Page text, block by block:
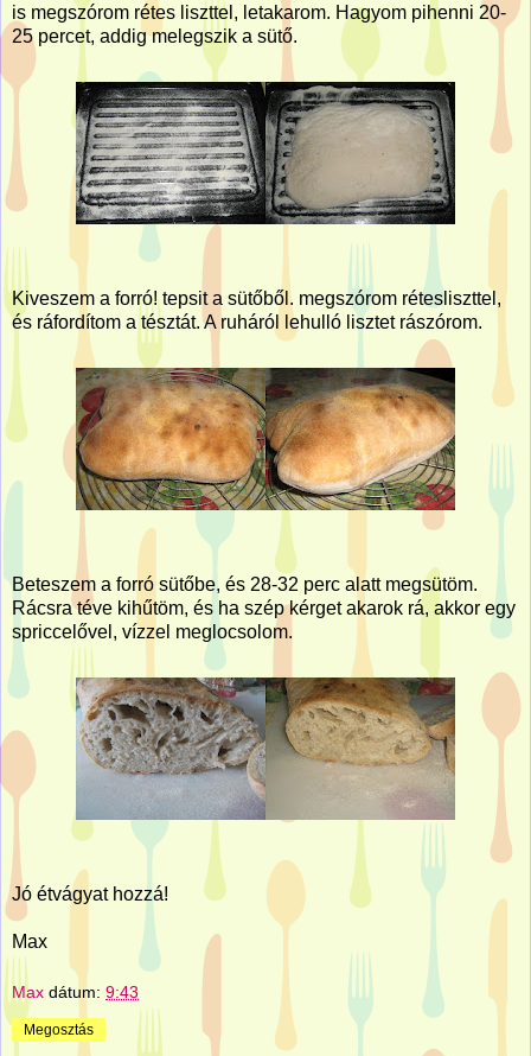
is megszórom rétes liszttel, letakarom. Hagyom pihenni 20-
25 percet, addig melegszik a sütő.
Kiveszem a forró! tepsit a sütőből. megszórom rétesliszttel,
és ráfordítom a tésztát. A ruháról lehulló lisztet rászórom.
Beteszem a forró sütőbe, és 28-32 perc alatt megsütöm.
Rácsra téve kihűtöm, és ha szép kérget akarok rá, akkor egy
spriccelővel, vízzel meglocsolom.
Jó étvágyat hozzá!
Max
Max dátum: 9:43
Megosztás